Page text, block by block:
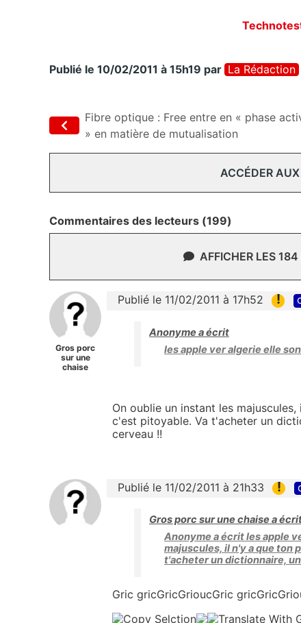
Publié le 10/02/2011 à 15h19 par La Rédaction
Fibre optique : Free entre en « phase
» en matière de mutualisation
ACCÉDER
Commentaires des lecteurs (199)
AFFICHER LES
Gros porc
sur une
chaise
Publié le 11/02/2011 à 17h52 !
Anonyme a écrit
les apple ver algerie elle
On oublie un instant les
c'est pitoyable. Va t'acheter un
cerveau !!
Publié le 11/02/2011 à 21h33 !
Gros porc sur une chaise a
Anonyme a écrit les apple
majuscules, il n'y a que ton
t'acheter un dictionnaire,
Gric gricGricGrioucGric